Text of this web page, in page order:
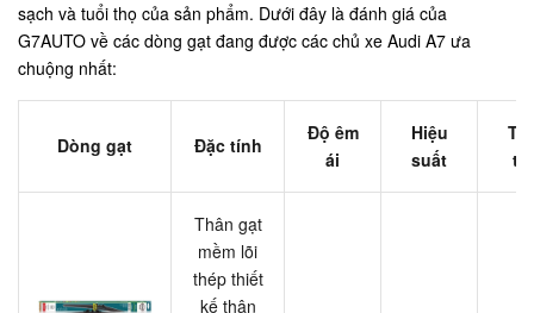
sạch và tuổi thọ của sản phẩm. Dưới đây là đánh giá của
G7AUTO về các dòng gạt đang được các chủ xe Audi A7 ưa
chuộng nhất:
Dòng gạt Đặc tính
Độ êm
ái
Hiệu
suất
Thân gạt
mềm lõi
thép thiết
kế thân